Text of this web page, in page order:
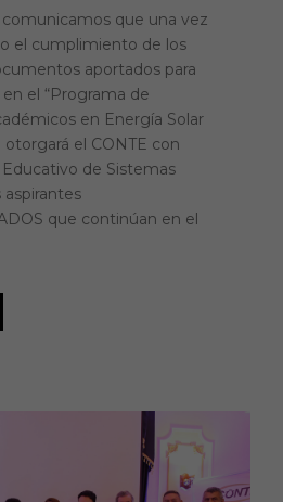
que una vez
el cumplimiento de los
aportados para
el “Programa de
en Energía Solar
el CONTE con
de Sistemas
aspirantes
que continúan en el